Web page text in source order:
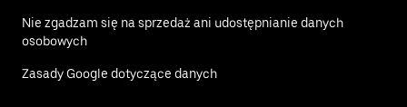
Nie zgadzam się na sprzedaż ani udostępnianie danych
osobowych
Zasady Google dotyczące danych